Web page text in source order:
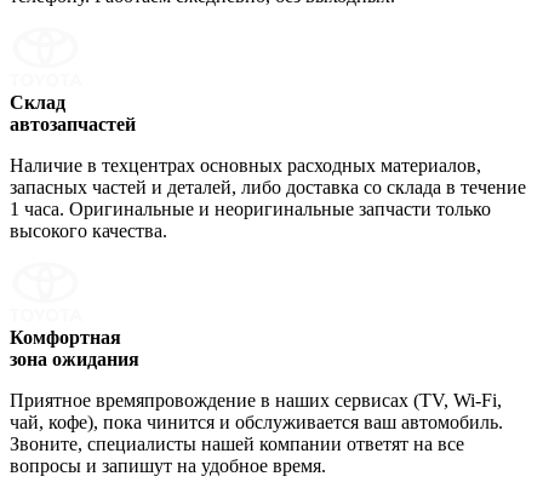
Склад
автозапчастей
Наличие в техцентрах основных расходных материалов,
запасных частей и деталей, либо доставка со склада в течение
1 часа. Оригинальные и неоригинальные запчасти только
высокого качества.
Комфортная
зона ожидания
Приятное времяпровождение в наших сервисах (TV, Wi-Fi,
чай, кофе), пока чинится и обслуживается ваш автомобиль.
Звоните, специалисты нашей компании ответят на все
вопросы и запишут на удобное время.